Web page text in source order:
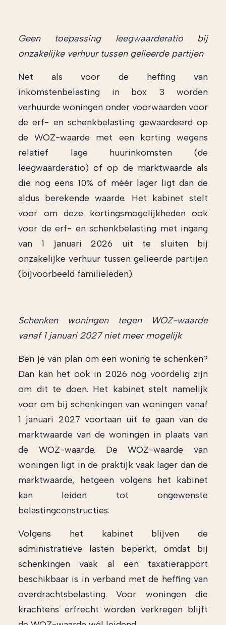
Geen toepassing leegwaarderatio bij
onzakelijke verhuur tussen gelieerde partijen
Net als voor de heffing van
inkomstenbelasting in box 3 worden
verhuurde woningen onder voorwaarden voor
de erf- en schenkbelasting gewaardeerd op
de WOZ-waarde met een korting wegens
relatief lage huurinkomsten (de
leegwaarderatio) of op de marktwaarde als
die nog eens 10% of méér lager ligt dan de
aldus berekende waarde. Het kabinet stelt
voor om deze kortingsmogelijkheden ook
voor de erf- en schenkbelasting met ingang
van 1 januari 2026 uit te sluiten bij
onzakelijke verhuur tussen gelieerde partijen
(bijvoorbeeld familieleden).
Schenken woningen tegen WOZ-waarde
vanaf 1 januari 2027 niet meer mogelijk
Ben je van plan om een woning te schenken?
Dan kan het ook in 2026 nog voordelig zijn
om dit te doen. Het kabinet stelt namelijk
voor om bij schenkingen van woningen vanaf
1 januari 2027 voortaan uit te gaan van de
marktwaarde van de woningen in plaats van
de WOZ-waarde. De WOZ-waarde van
woningen ligt in de praktijk vaak lager dan de
marktwaarde, hetgeen volgens het kabinet
kan leiden tot ongewenste
belastingconstructies.
Volgens het kabinet blijven de
administratieve lasten beperkt, omdat bij
schenkingen vaak al een taxatierapport
beschikbaar is in verband met de heffing van
overdrachtsbelasting. Voor woningen die
krachtens erfrecht worden verkregen blijft